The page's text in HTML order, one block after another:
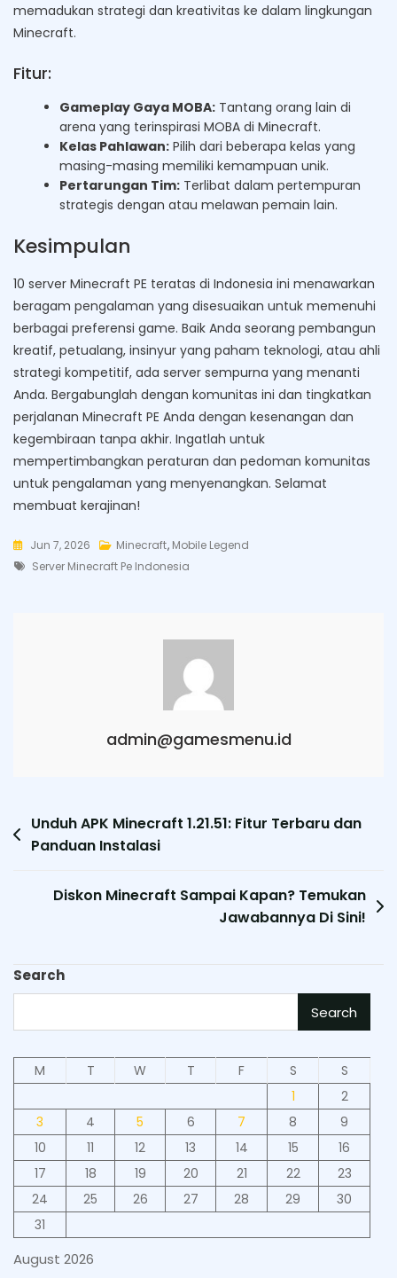
memadukan strategi dan kreativitas ke dalam lingkungan
Minecraft.
Fitur:
Gameplay Gaya MOBA: Tantang orang lain di
arena yang terinspirasi MOBA di Minecraft.
Kelas Pahlawan: Pilih dari beberapa kelas yang
masing-masing memiliki kemampuan unik.
Pertarungan Tim: Terlibat dalam pertempuran
strategis dengan atau melawan pemain lain.
Kesimpulan
10 server Minecraft PE teratas di Indonesia ini menawarkan
beragam pengalaman yang disesuaikan untuk memenuhi
berbagai preferensi game. Baik Anda seorang pembangun
kreatif, petualang, insinyur yang paham teknologi, atau ahli
strategi kompetitif, ada server sempurna yang menanti
Anda. Bergabunglah dengan komunitas ini dan tingkatkan
perjalanan Minecraft PE Anda dengan kesenangan dan
kegembiraan tanpa akhir. Ingatlah untuk
mempertimbangkan peraturan dan pedoman komunitas
untuk pengalaman yang menyenangkan. Selamat
membuat kerajinan!
Jun 7, 2026 Minecraft, Mobile Legend
Tags
Server Minecraft Pe Indonesia
admin@gamesmenu.id
Post
navigation
Unduh APK Minecraft 1.21.51: Fitur Terbaru dan
Panduan Instalasi
Diskon Minecraft Sampai Kapan? Temukan
Jawabannya Di Sini!
Search
Search
August 2026
M T W T F S
S
1
2
3
4 5 6 7 8
9
10
11 12 13 14 15
16
17
18 19 20 21 22
23
24
25 26 27 28 29
30
31